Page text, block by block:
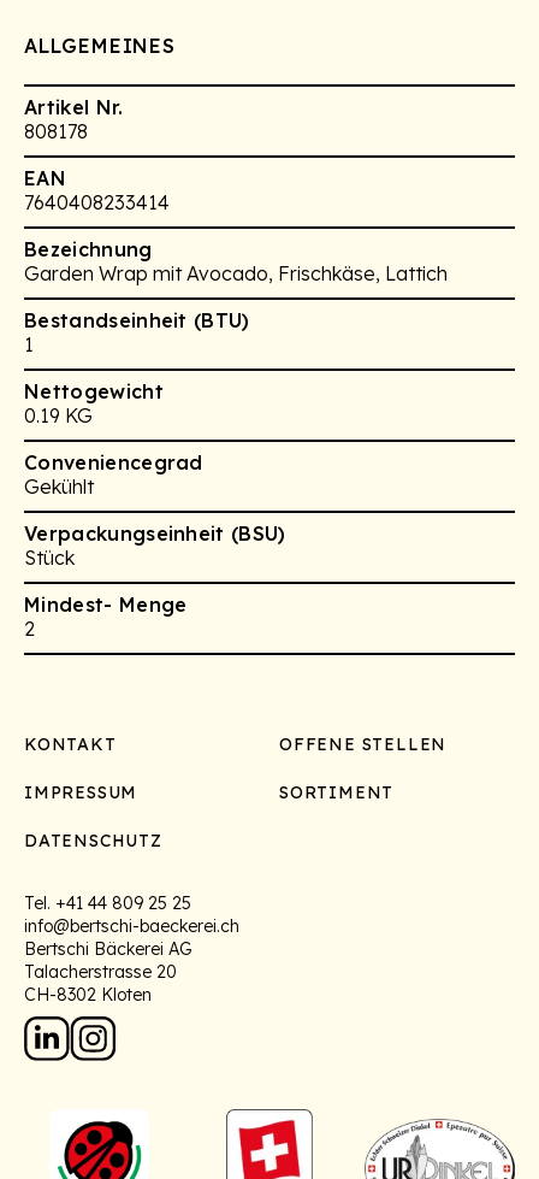
ALLGEMEINES
Artikel Nr.
808178
EAN
7640408233414
Bezeichnung
Garden Wrap mit Avocado, Frischkäse, Lattich
Bestandseinheit (BTU)
1
Nettogewicht
0.19 KG
Conveniencegrad
Gekühlt
Verpackungseinheit (BSU)
Stück
Mindest- Menge
2
Footer
KONTAKT OFFENE STELLEN
IMPRESSUM SORTIMENT
DATENSCHUTZ
Tel. +41 44 809 25 25
info@bertschi-baeckerei.ch
Bertschi Bäckerei AG
Talacherstrasse 20
CH-8302 Kloten